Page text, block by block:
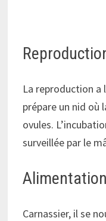
La reproduction a
prépare un nid où
ovules.
surveillée par le
Alimentation
Carnassier, il se